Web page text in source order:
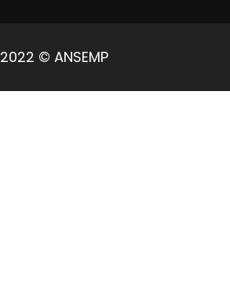
2022 © ANSEMP